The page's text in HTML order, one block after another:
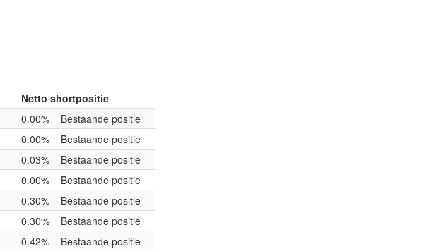
Netto shortpositie
0.00%
Bestaande positie
0.00%
Bestaande positie
0.03%
Bestaande positie
0.00%
Bestaande positie
0.30%
Bestaande positie
0.30%
Bestaande positie
0.42%
Bestaande positie